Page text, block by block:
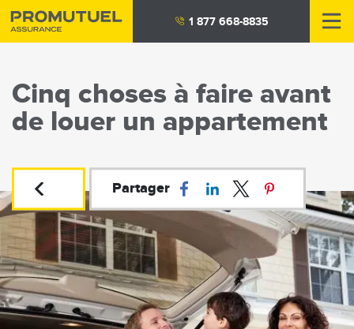
Aller
au
1 877 668-8835
Cinq choses à faire avant
de louer un appartement
Partager